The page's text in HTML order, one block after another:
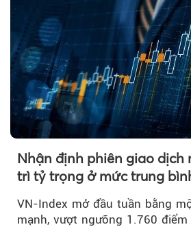
Nhận định phiên giao dịch
trì tỷ trọng ở mức trung
VN-Index mở đầu tuần bằng
mạnh, vượt ngưỡng 1.760